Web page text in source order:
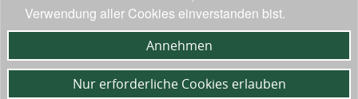
Verwendung aller Cookies einverstanden bist.
Annehmen
Nur erforderliche Cookies erlauben